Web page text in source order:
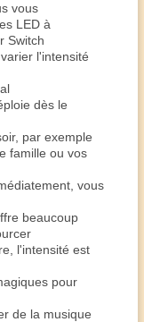
vous
LED à
Switch
l'intensité
dès le
par exemple
famille ou vos
vous
beaucoup
l'intensité est
pour
de la musique